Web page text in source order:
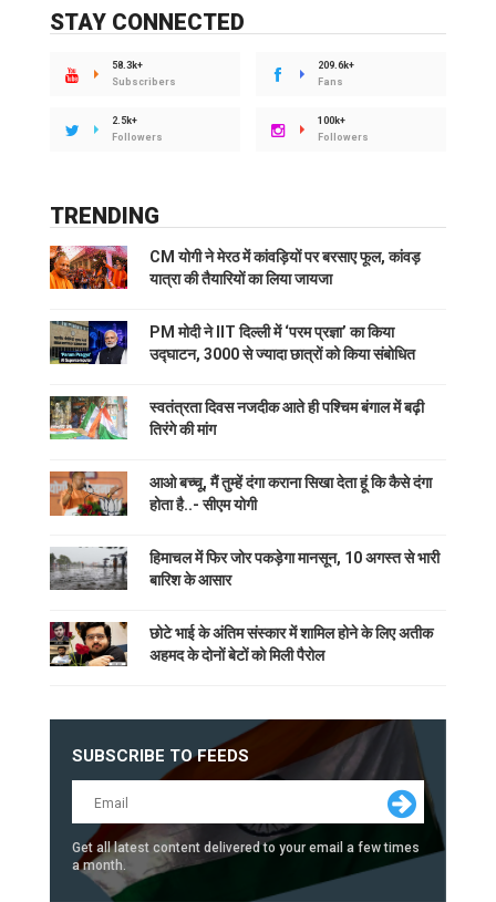
STAY CONNECTED
58.3k+
Subscribers
209.6k+
Fans
2.5k+
Followers
100k+
Followers
TRENDING
CM योगी ने मेरठ में कांवड़ियों पर बरसाए फूल, कांवड़
यात्रा की तैयारियों का लिया जायजा
PM मोदी ने IIT दिल्ली में ‘परम प्रज्ञा’ का किया
उद्घाटन, 3000 से ज्यादा छात्रों को किया संबोधित
स्वतंत्रता दिवस नजदीक आते ही पश्चिम बंगाल में बढ़ी
तिरंगे की मांग
आओ बच्चू, मैं तुम्हें दंगा कराना सिखा देता हूं कि कैसे दंगा
होता है..- सीएम योगी
हिमाचल में फिर जोर पकड़ेगा मानसून, 10 अगस्त से भारी
बारिश के आसार
छोटे भाई के अंतिम संस्कार में शामिल होने के लिए अतीक
अहमद के दोनों बेटों को मिली पैरोल
SUBSCRIBE TO FEEDS
Get all latest content delivered to your email a few times
a month.